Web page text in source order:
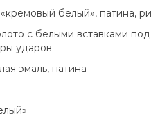
белый», патина,
с белыми вставками
ударов
эмаль, патина